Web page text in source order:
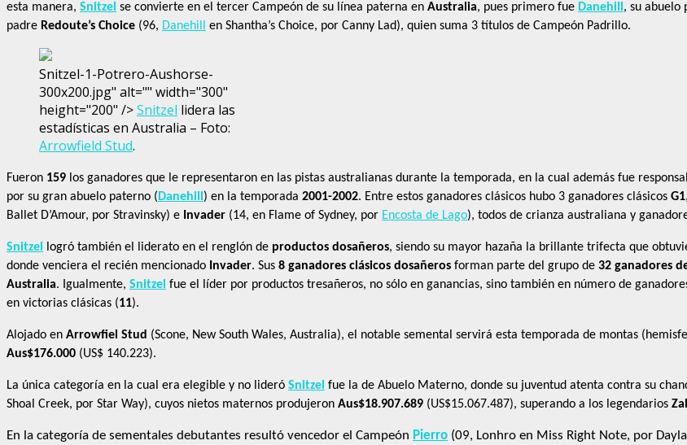
esta manera, Snitzel se convierte en el tercer Campeón de su línea paterna en Australia, pues primero fue Danehill , su abuelo
padre Redoute’s Choice (96, Danehill en Shantha’s Choice, por Canny Lad), quien suma 3 títulos de Campeón Padrillo.
Snitzel-1-Potrero-Aushorse-
300x200.jpg" alt="" width="300"
height="200" />Snitzel lidera las
estadísticas en Australia – Foto:
Arrowfield Stud.
Fueron 159 los ganadores que le representaron en las pistas australianas durante la temporada, en la cual además fue
por su gran abuelo paterno ( Danehill ) en la temporada 2001-2002. Entre estos ganadores clásicos hubo 3 ganadores clásicos G1
Ballet D’Amour, por Stravinsky) e Invader (14, en Flame of Sydney, por Encosta de Lago), todos de crianza australiana y
Snitzel logró también el liderato en el renglón de productos dosañeros, siendo su mayor hazaña la brillante trifecta que
donde venciera el recién mencionado Invader. Sus 8 ganadores clásicos dosañeros forman parte del grupo de 32 ganadores
Australia. Igualmente, Snitzel fue el líder por productos tresañeros, no sólo en ganancias, sino también en número de
en victorias clásicas (11).
Alojado en Arrowfiel Stud (Scone, New South Wales, Australia), el notable semental servirá esta temporada de montas
Aus$176.000 (US$ 140.223).
La única categoría en la cual era elegible y no lideró Snitzel fue la de Abuelo Materno, donde su juventud atenta contra su
Shoal Creek, por Star Way), cuyos nietos maternos produjeron Aus$18.907.689 (US$15.067.487), superando a los legendarios
En la categoría de sementales debutantes resultó vencedor el Campeón Pierro (09, Lonhro en Miss Right Note, por